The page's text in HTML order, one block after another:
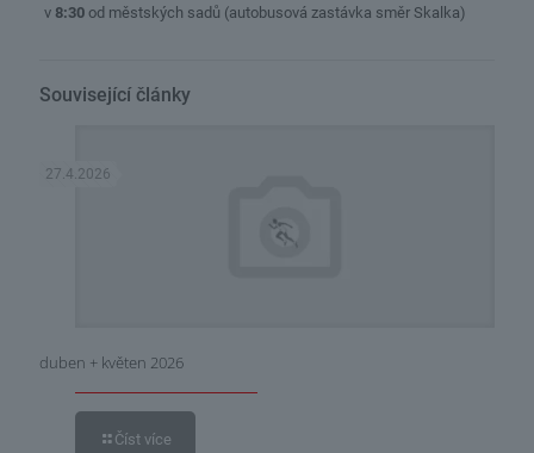
v 8:30od městských sadů (autobusová zastávka směr Skalka)
Související články
27.4.2026
duben + květen 2026
Číst více